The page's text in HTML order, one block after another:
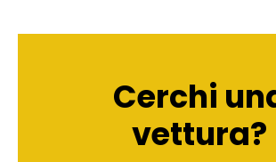
Cerchi
vettura?